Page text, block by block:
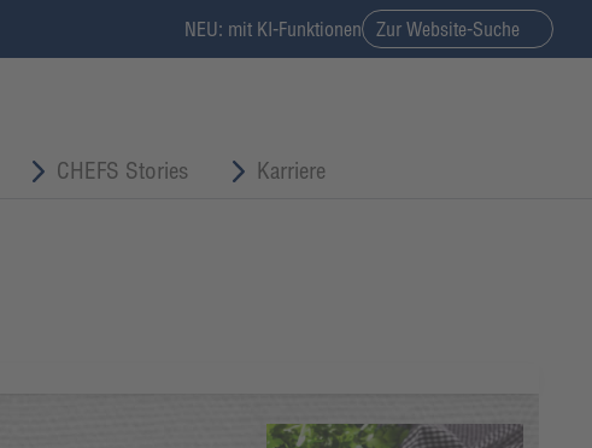
NEU: mit KI-Funktionen Zur Website-Suche
CHEFS Stories Karriere